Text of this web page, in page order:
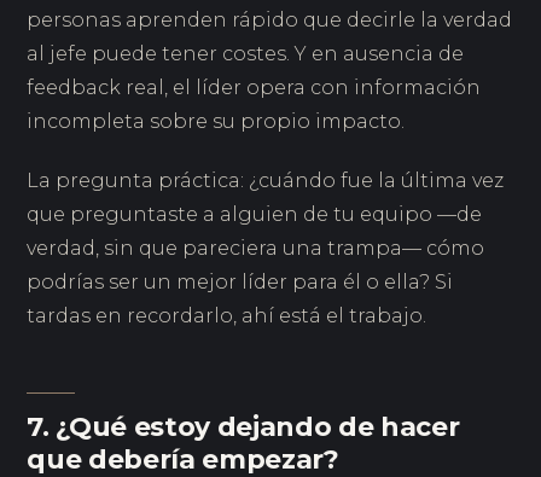
personas aprenden rápido que decirle la verdad
al jefe puede tener costes. Y en ausencia de
feedback real, el líder opera con información
incompleta sobre su propio impacto.
La pregunta práctica: ¿cuándo fue la última vez
que preguntaste a alguien de tu equipo —de
verdad, sin que pareciera una trampa— cómo
podrías ser un mejor líder para él o ella? Si
tardas en recordarlo, ahí está el trabajo.
7. ¿Qué estoy dejando de hacer
que debería empezar?